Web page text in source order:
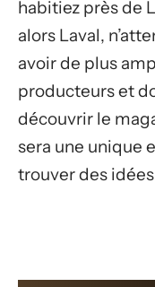
habitiez près de
alors Laval,
avoir de plus
producteurs et
découvrir le
sera une unique
trouver des